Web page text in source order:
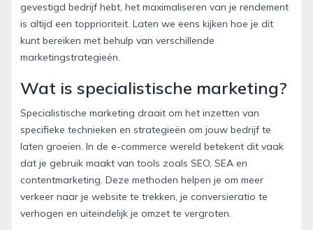
gevestigd bedrijf hebt, het maximaliseren van je rendement
is altijd een topprioriteit. Laten we eens kijken hoe je dit
kunt bereiken met behulp van verschillende
marketingstrategieën.
Wat is specialistische marketing?
Specialistische marketing draait om het inzetten van
specifieke technieken en strategieën om jouw bedrijf te
laten groeien. In de e-commerce wereld betekent dit vaak
dat je gebruik maakt van tools zoals SEO, SEA en
contentmarketing. Deze methoden helpen je om meer
verkeer naar je website te trekken, je conversieratio te
verhogen en uiteindelijk je omzet te vergroten.